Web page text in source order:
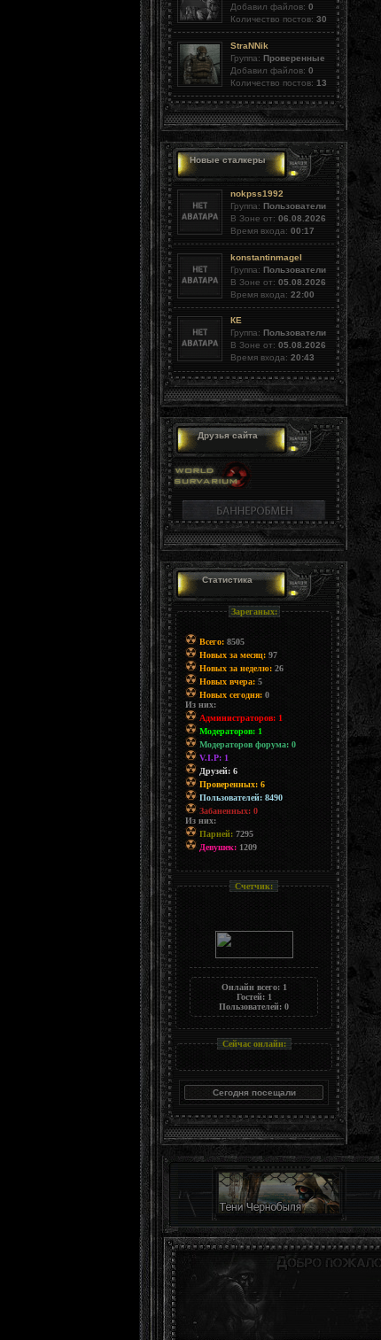
Добавил файлов: 0
Количество постов: 30
StraNNik
Группа: Проверенные
Добавил файлов: 0
Количество постов: 13
Новые сталкеры
nokpss1992
Группа: Пользователи
В Зоне от: 06.08.2026
Время входа: 00:17
konstantinmagel
Группа: Пользователи
В Зоне от: 05.08.2026
Время входа: 22:00
КЕ
Группа: Пользователи
В Зоне от: 05.08.2026
Время входа: 20:43
Друзья сайта
Статистика
Зареганых:
Всего:8505
Новых за месяц:97
Новых за неделю:26
Новых вчера:5
Новых сегодня:0
Из них:
Администраторов: 1
Модераторов: 1
Модераторов форума: 0
V.I.P: 1
Друзей: 6
Проверенных: 6
Пользователей: 8490
Забаненных: 0
Из них:
Парней:7295
Девушек:1209
Счетчик:
Онлайн всего: 1
Гостей: 1
Пользователей: 0
Сейчас онлайн: